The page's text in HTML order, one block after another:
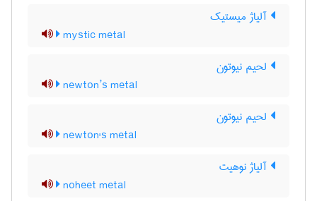
آلیاژ میستیک
mystic metal
لحیم نیوتون
newton’s metal
لحیم نیوتون
newton's metal
آلیاژ نوهیت
noheet metal